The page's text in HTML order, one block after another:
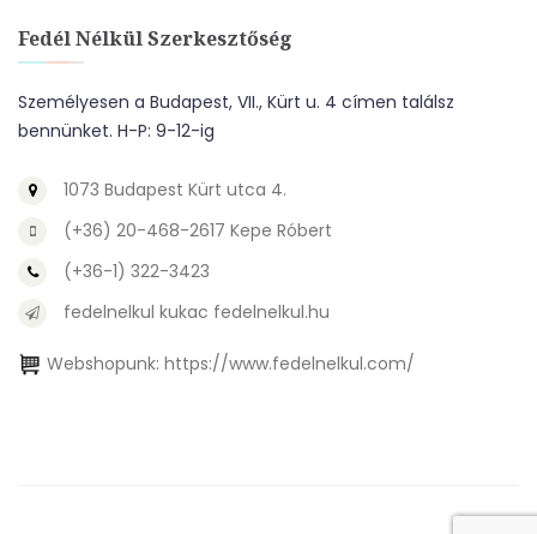
Fedél Nélkül Szerkesztőség
Személyesen a Budapest, VII., Kürt u. 4 címen találsz
bennünket. H-P: 9-12-ig
1073 Budapest Kürt utca 4.
(+36) 20-468-2617 Kepe Róbert
(+36-1) 322-3423
fedelnelkul kukac fedelnelkul.hu
Webshopunk: https://www.fedelnelkul.com/